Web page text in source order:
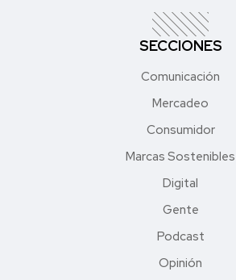
SECCIONES
Comunicación
Mercadeo
Consumidor
Marcas Sostenibles
Digital
Gente
Podcast
Opinión